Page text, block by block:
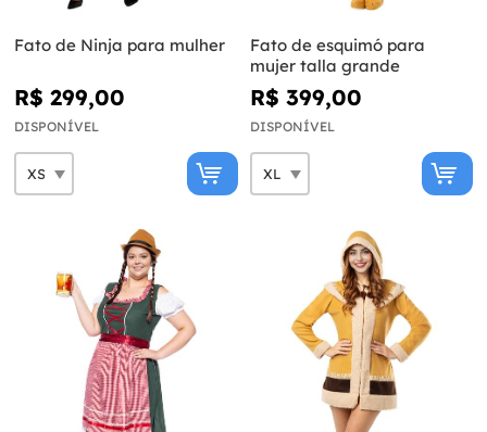
Fato de Ninja para mulher
R$ 299,00
DISPONÍVEL
Fato de esquimó para
mujer talla grande
R$ 399,00
DISPONÍVEL